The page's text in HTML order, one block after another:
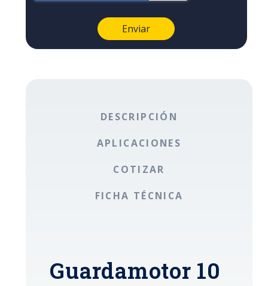
DESCRIPCIÓN
APLICACIONES
COTIZAR
FICHA TÉCNICA
Guardamotor 10